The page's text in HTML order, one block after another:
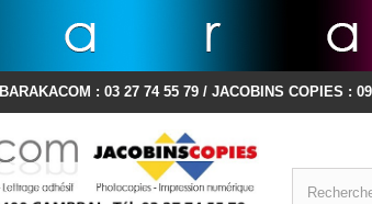
BARAKACOM : 03 27 74 55 79 / JACOBINS COPIES :